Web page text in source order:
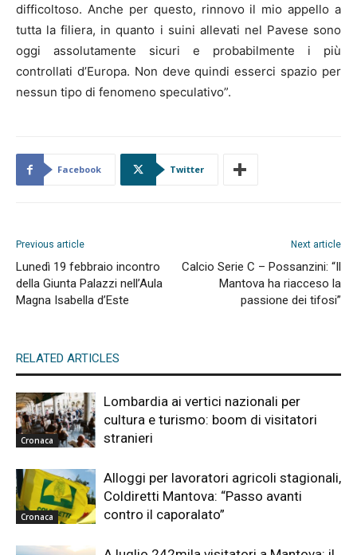
difficoltoso. Anche per questo, rinnovo il mio appello a
tutta la filiera, in quanto i suini allevati nel Pavese sono
oggi assolutamente sicuri e probabilmente i più
controllati d’Europa. Non deve quindi esserci spazio per
nessun tipo di fenomeno speculativo”.
Facebook Twitter
Previous article
Lunedì 19 febbraio incontro
della Giunta Palazzi nell’Aula
Magna Isabella d’Este
Next article
Calcio Serie C – Possanzini: “Il
Mantova ha riacceso la
passione dei tifosi”
RELATED ARTICLES
Cronaca
Lombardia ai vertici nazionali per
cultura e turismo: boom di visitatori
stranieri
Cronaca
Alloggi per lavoratori agricoli stagionali,
Coldiretti Mantova: “Passo avanti
contro il caporalato”